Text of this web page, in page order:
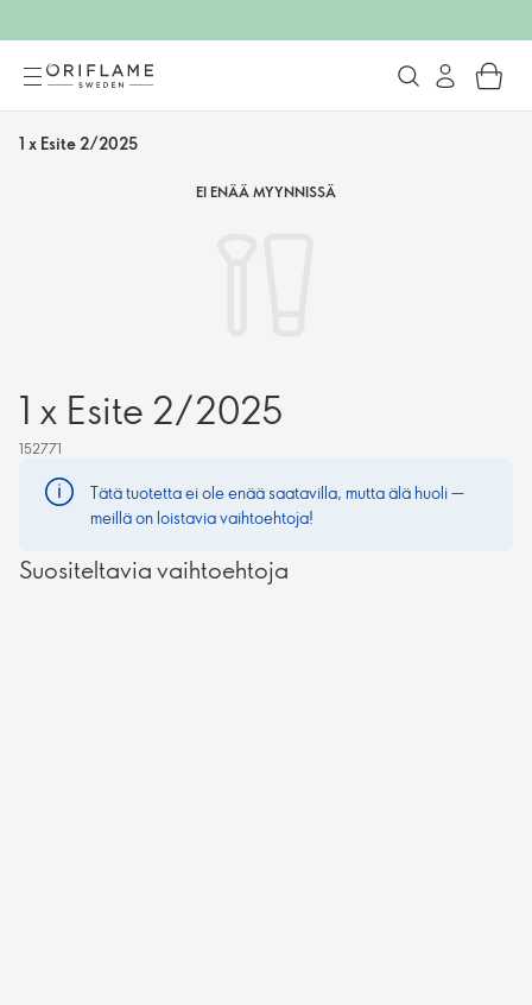
1 x Esite 2/2025
EI ENÄÄ MYYNNISSÄ
1 x Esite 2/2025
152771
Tätä tuotetta ei ole enää saatavilla, mutta älä huoli —
meillä on loistavia vaihtoehtoja!
Suositeltavia vaihtoehtoja